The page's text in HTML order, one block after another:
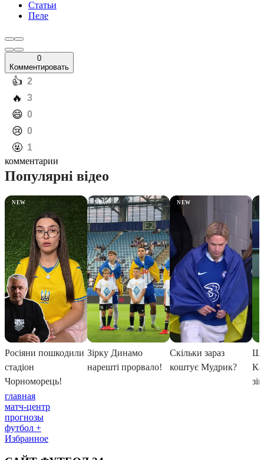
Статьи
Пеле
0
Комментировать
️👍 2
️🔥 3
️😄 0
️😢 0
️🤬 1
комментарии
главная
матч-центр
прогнозы
футбол +
Избранное